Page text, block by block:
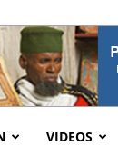
VIDEOS